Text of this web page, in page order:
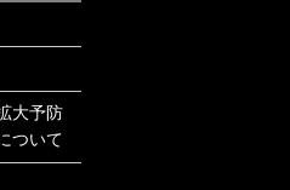
大予防
ついて